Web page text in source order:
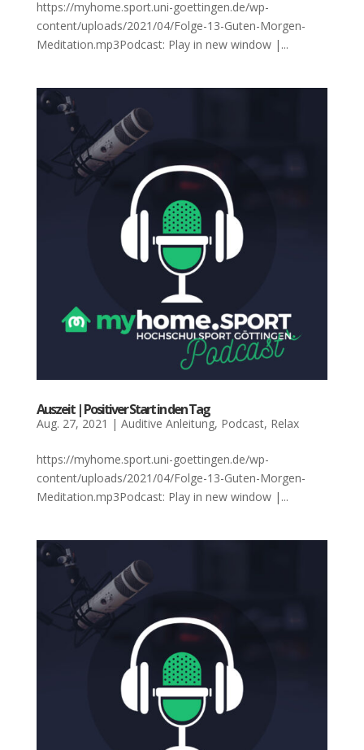
https://myhome.sport.uni-goettingen.de/wp-
content/uploads/2021/04/Folge-13-Guten-Morgen-
Meditation.mp3Podcast: Play in new window |...
Aus­zeit | Posi­ti­ver Start in den Tag
Aug. 27, 2021 | Auditive Anleitung, Podcast, Relax
https://myhome.sport.uni-goettingen.de/wp-
content/uploads/2021/04/Folge-13-Guten-Morgen-
Meditation.mp3Podcast: Play in new window |...